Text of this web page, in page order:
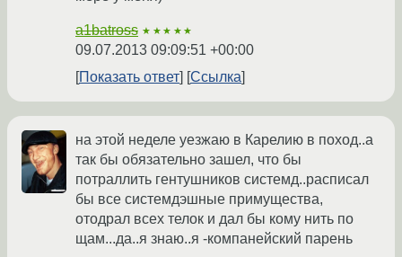
a1batross ★★★★★
09.07.2013 09:09:51 +00:00
Показать ответ
Ссылка
на этой неделе уезжаю в Карелию в поход..а
так бы обязательно зашел, что бы
потраллить гентушников системд..расписал
бы все системдэшные примущества,
отодрал всех телок и дал бы кому нить по
щам...да..я знаю..я -компанейский парень